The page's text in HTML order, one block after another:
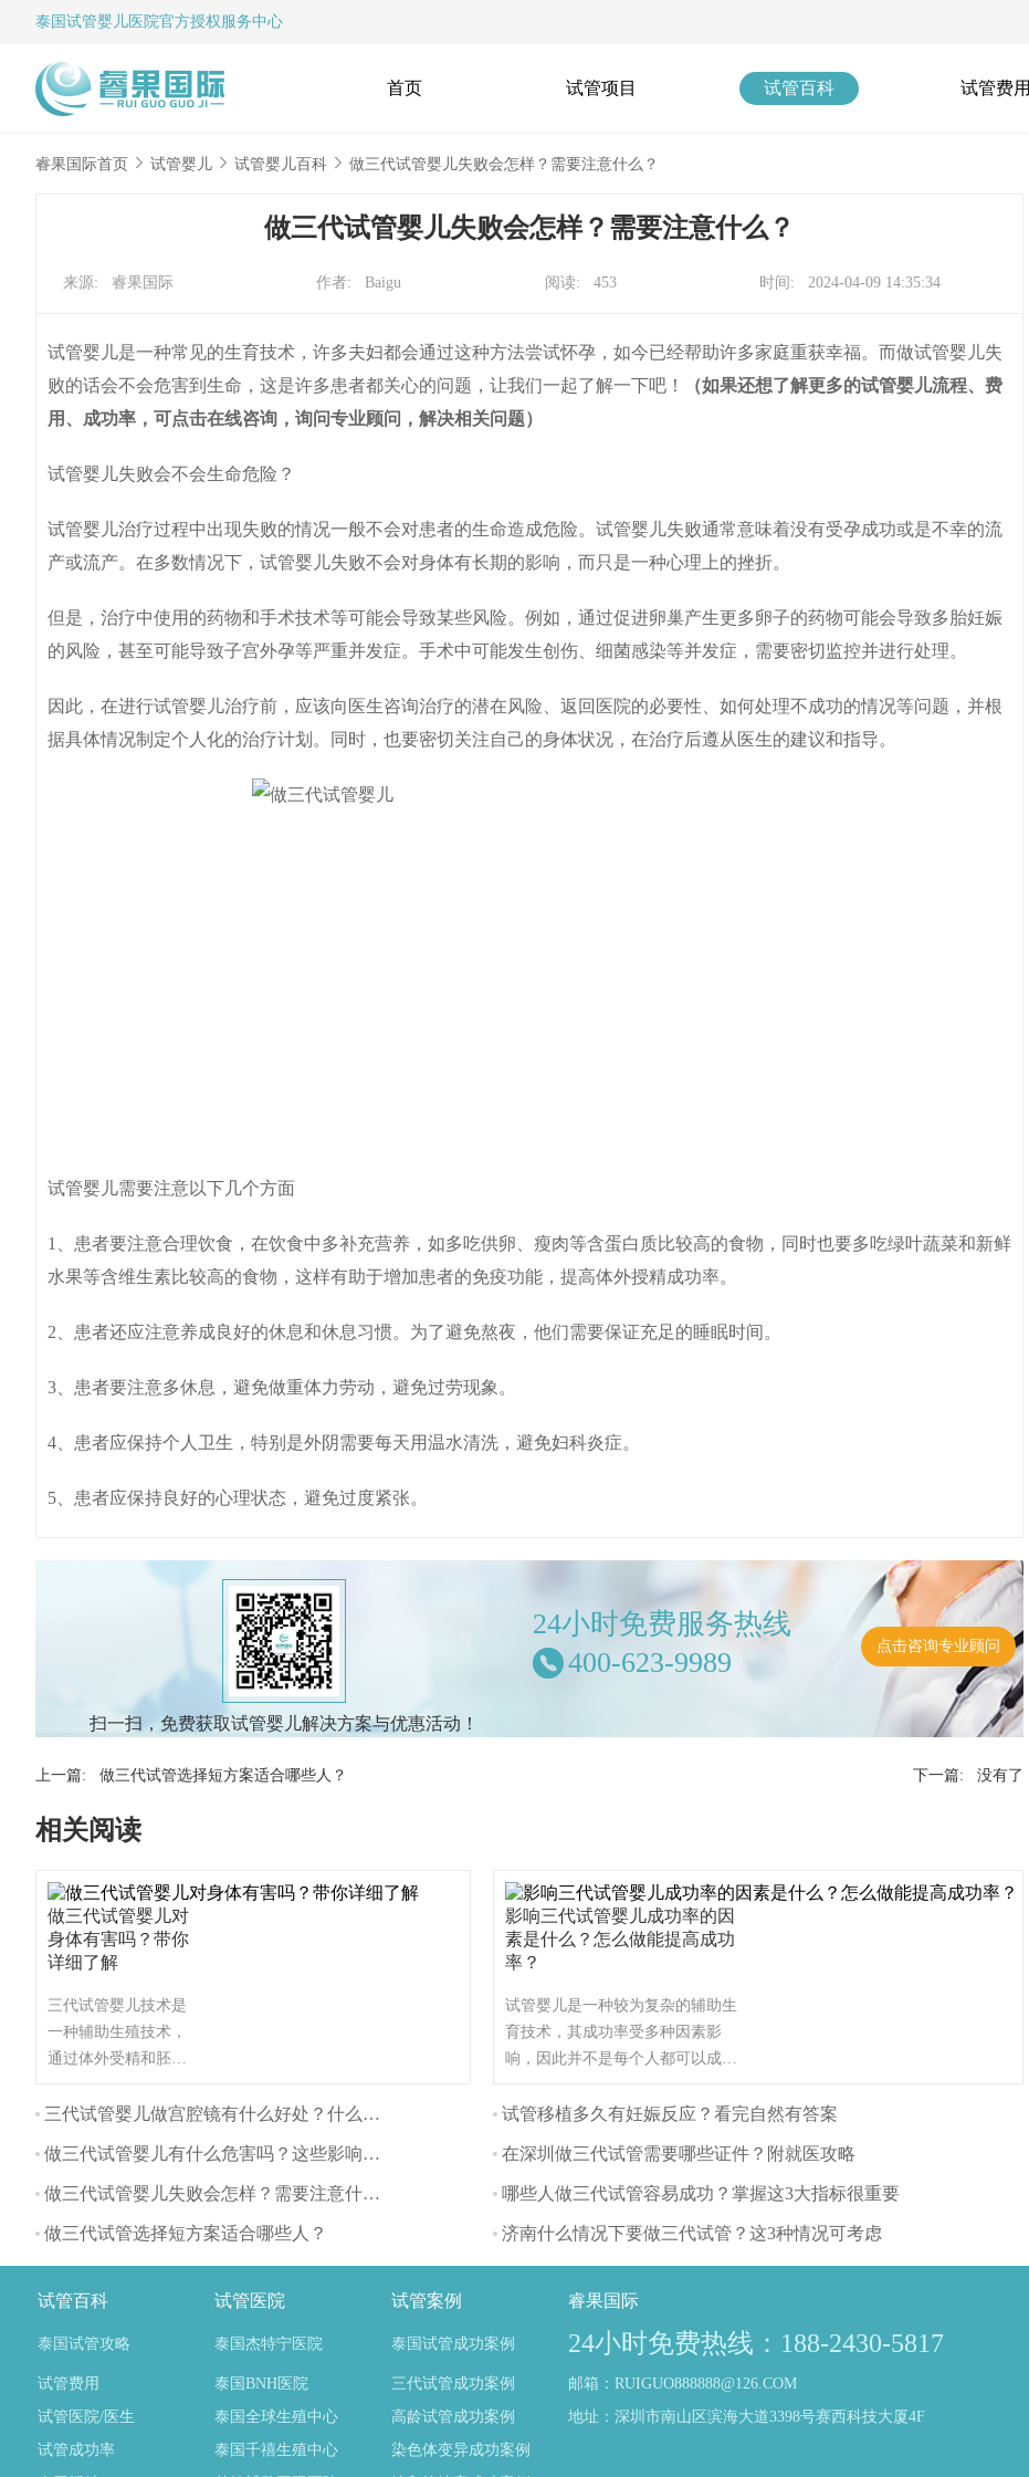
泰国试管婴儿 医院官方授权服务中心
首页 试管项目 试管百科 试管费用
睿果国际首页 试管婴儿 试管婴儿百科 做三代试管婴儿失败会怎样？需要注意什么？
做三代试管婴儿失败会怎样？需要注意什么？
来源: 睿果国际 作者: Baigu 阅读: 453 时间: 2024-04-09 14:35:34
试管婴儿是一种常见的生育技术，许多夫妇都会通过这种方法尝试怀孕，如今已经帮助许多家庭重获幸福。而做试管婴儿失
败的话会不会危害到生命，这是许多患者都关心的问题，让我们一起了解一下吧！
（如果还想了解更多的试管婴儿流程、费
用、成功率，可点击在线咨询，询问专业顾问，解决相关问题）
试管婴儿失败会不会生命危险？
试管婴儿治疗过程中出现失败的情况一般不会对患者的生命造成危险。试管婴儿失败通常意味着没有受孕成功或是不幸的流
产或流产。在多数情况下，试管婴儿失败不会对身体有长期的影响，而只是一种心理上的挫折。
但是，治疗中使用的药物和手术技术等可能会导致某些风险。例如，通过促进卵巢产生更多卵子的药物可能会导致多胎妊娠
的风险，甚至可能导致子宫外孕等严重并发症。手术中可能发生创伤、细菌感染等并发症，需要密切监控并进行处理。
因此，在进行试管婴儿治疗前，应该向医生咨询治疗的潜在风险、返回医院的必要性、如何处理不成功的情况等问题，并根
据具体情况制定个人化的治疗计划。同时，也要密切关注自己的身体状况，在治疗后遵从医生的建议和指导。
试管婴儿需要注意以下几个方面
1、患者要注意合理饮食，在饮食中多补充营养，如多吃供卵、瘦肉等含蛋白质比较高的食物，同时也要多吃绿叶蔬菜和新鲜
水果等含维生素比较高的食物，这样有助于增加患者的免疫功能，提高体外授精成功率。
2、患者还应注意养成良好的休息和休息习惯。为了避免熬夜，他们需要保证充足的睡眠时间。
3、患者要注意多休息，避免做重体力劳动，避免过劳现象。
4、患者应保持个人卫生，特别是外阴需要每天用温水清洗，避免妇科炎症。
5、患者应保持良好的心理状态，避免过度紧张。
扫一扫，免费获取试管婴儿解决方案与优惠活动！
24小时免费服务热线
400-623-9989
点击咨询专业顾问
上一篇: 做三代试管选择短方案适合哪些人？ 下一篇: 没有了
相关阅读
做三代试管婴儿对
身体有害吗？带你
详细了解
三代试管婴儿技术是
一种辅助生殖技术，
通过体外受精和胚胎
不育夫妇生育。与自
管婴儿对身体的影响
主要体现在以下几个
三代试管婴儿做宫腔镜有什么好处？什么时间做最好？
做三代试管婴儿有什么危害吗？这些影响要注意
做三代试管婴儿失败会怎样？需要注意什么？
做三代试管选择短方案适合哪些人？
影响三代试管婴儿成功率的因
素是什么？怎么做能提高成功
率？
试管婴儿是一种较为复杂的辅助生
育技术，其成功率受多种因素影
响，因此并不是每个人都可以成
也有可能有些人做试管婴儿不能成
要因素有哪些呢？（如果还想了解
更多的试管婴儿流程、费用、成功
问，解决相关问题）
试管移植多久有妊娠反应？看完自然有答案
在深圳做三代试管需要哪些证件？附就医攻略
哪些人做三代试管容易成功？掌握这3大指标很重要
济南什么情况下要做三代试管？这3种情况可考虑
试管百科 试管医院 试管案例 睿果国际
泰国试管攻略 泰国杰特宁医院 泰国试管成功案例 24小时免费热线：188-2430-5817
试管费用 泰国BNH医院 三代试管成功案例
邮箱：RUIGUO888888@126.COM
试管医院/医生
泰国全球生殖中心 高龄试管成功案例
地址：深圳市南山区滨海大道3398号赛西科技大厦4F
试管成功率
泰国千禧生殖中心
染色体变异成功案例